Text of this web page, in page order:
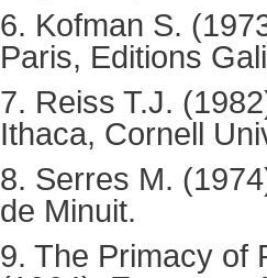
6. Kofman S.
Paris, Editions
7. Reiss T.J.
Ithaca, Cornell
8. Serres M.
de Minuit.
9. The Primacy of